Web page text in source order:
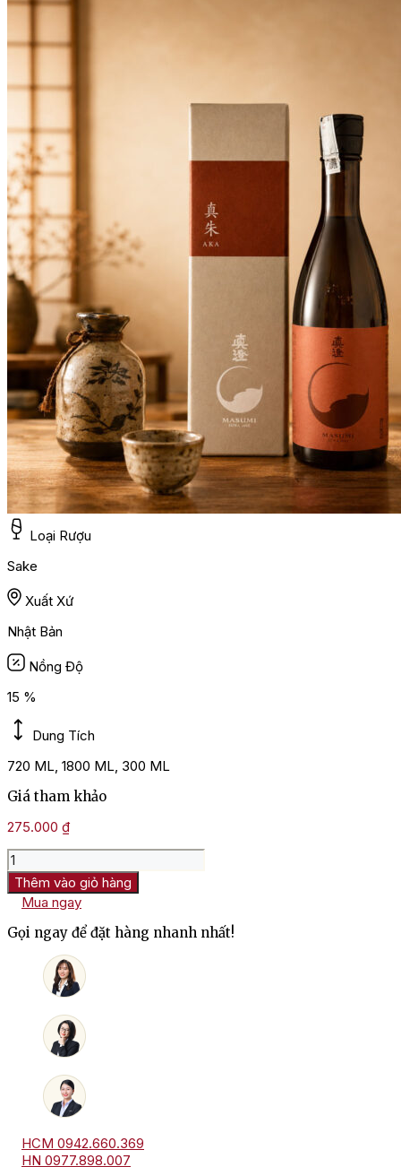
Loại Rượu
Sake
Xuất Xứ
Nhật Bản
Nồng Độ
15 %
Dung Tích
720 ML, 1800 ML, 300 ML
Giá tham khảo
275.000 ₫
Rượu
Sake
Masumi
Aka
số
lượng
Thêm vào giỏ hàng
Mua ngay
Gọi ngay để đặt hàng nhanh nhất!
HCM 0942.660.369
HN 0977.898.007